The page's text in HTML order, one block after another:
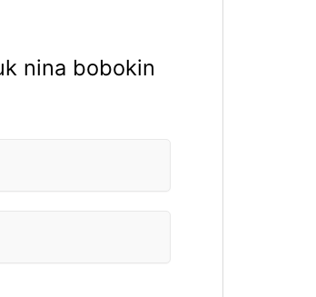
nina bobokin